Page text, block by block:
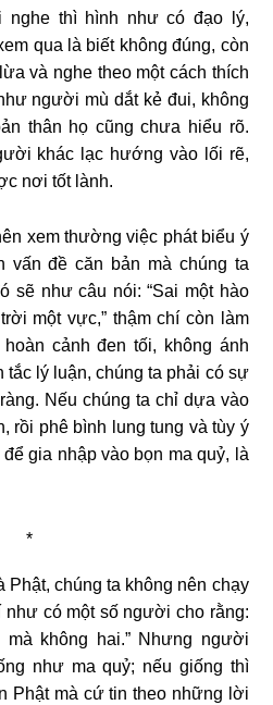
nghe thì hình như có đạo lý,
qua là biết không đúng, còn
và nghe theo một cách thích
người mù dắt kẻ đui, không
thân họ cũng chưa hiểu rõ.
khác lạc hướng vào lối rẽ,
nơi tốt lành.
xem thường việc phát biểu ý
vấn đề căn bản mà chúng ta
sẽ như câu nói: “Sai một hào
một vực,” thậm chí còn làm
cảnh đen tối, không ánh
tắc lý luận, chúng ta phải có sự
Nếu chúng ta chỉ dựa vào
rồi phê bình lung tung và tùy ý
gia nhập vào bọn ma quỷ, là
*
Phật, chúng ta không nên chạy
như có một số người cho rằng:
mà không hai.” Nhưng người
như ma quỷ; nếu giống thì
Phật mà cứ tin theo những lời